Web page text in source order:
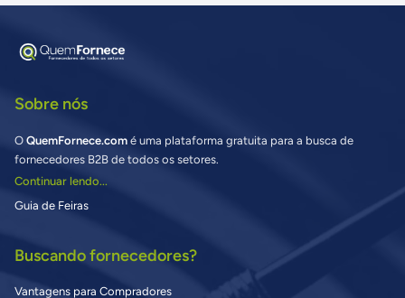
Sobre nós
O QuemFornece.com é uma plataforma gratuita para a busca de
fornecedores B2B de todos os setores.
Continuar lendo...
Guia de Feiras
Buscando fornecedores?
Vantagens para Compradores